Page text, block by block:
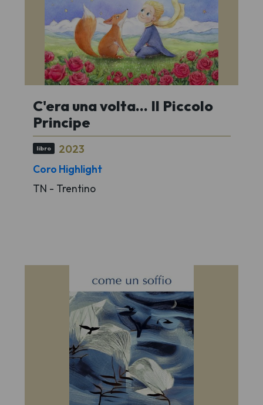
C'era una volta... Il Piccolo
Principe
libro
2023
Coro Highlight
TN - Trentino